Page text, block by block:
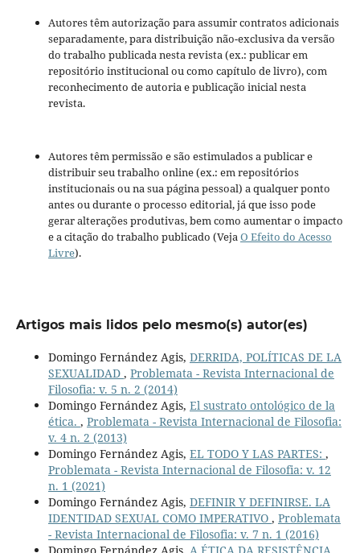
Autores têm autorização para assumir contratos adicionais
separadamente, para distribuição não-exclusiva da versão
do trabalho publicada nesta revista (ex.: publicar em
repositório institucional ou como capítulo de livro), com
reconhecimento de autoria e publicação inicial nesta
revista.
Autores têm permissão e são estimulados a publicar e
distribuir seu trabalho online (ex.: em repositórios
institucionais ou na sua página pessoal) a qualquer ponto
antes ou durante o processo editorial, já que isso pode
gerar alterações produtivas, bem como aumentar o impacto
e a citação do trabalho publicado (VejaO Efeito do Acesso
Livre).
Artigos mais lidos pelo mesmo(s) autor(es)
Domingo Fernández Agis, DERRIDA, POLÍTICAS DE LA
SEXUALIDAD , Problemata - Revista Internacional de
Filosofia: v. 5 n. 2 (2014)
Domingo Fernández Agis, El sustrato ontológico de la
ética. , Problemata - Revista Internacional de Filosofia:
v. 4 n. 2 (2013)
Domingo Fernández Agis, EL TODO Y LAS PARTES: ,
Problemata - Revista Internacional de Filosofia: v. 12
n. 1 (2021)
Domingo Fernández Agis, DEFINIR Y DEFINIRSE. LA
IDENTIDAD SEXUAL COMO IMPERATIVO , Problemata
- Revista Internacional de Filosofia: v. 7 n. 1 (2016)